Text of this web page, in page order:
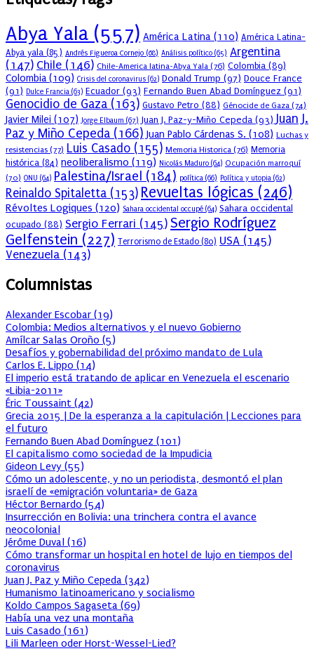
Abya Yala (557) América Latina (110) América Latina-
Abya yala (85) Andrés Figueroa Cornejo (68) Análisis político (65) Argentina
(147) Chile (146) Chile-America latina-Abya Yala (76) Colombia (89)
Colombia(109) Crisis del coronavirus (62) Donald Trump (97) Douce France
(91) Dulce Francia (63) Ecuador (93) Fernando Buen Abad Domínguez (91)
Genocidio de Gaza (163) Gustavo Petro (88) Génocide de Gaza (74)
Javier Milei (107) Jorge Elbaum (67) Juan J. Paz-y-Miño Cepeda (93) Juan J.
Paz y Miño Cepeda (166) Juan Pablo Cárdenas S. (108) Luchas y
resistencias (77) Luis Casado (155) Memoria Historica (76) Memoria
histórica (84) neoliberalismo (119) Nicolás Maduro (64) Ocupación marroquí
(70) ONU (64) Palestina/Israel (184) política (66) Política y utopia (62)
Reinaldo Spitaletta (153) Revueltas lógicas (246)
Révoltes Logiques (120) Sahara occidental occupé (64) Sahara occidental
ocupado (88) Sergio Ferrari (145) Sergio Rodríguez
Gelfenstein (227) Terrorismo de Estado (80) USA (145)
Venezuela (143)
Columnistas
Alexander Escobar (19)
Colombia: Medios alternativos y el nuevo Gobierno
Amílcar Salas Oroño (5)
Desafíos y gobernabilidad del próximo mandato de Lula
Carlos E. Lippo (14)
El imperio está tratando de aplicar en Venezuela el escenario
«Libia-2011»
Éric Toussaint (42)
Grecia 2015 | De la esperanza a la capitulación | Lecciones para
el futuro
Fernando Buen Abad Domínguez (101)
El capitalismo como sociedad de la Impudicia
Gideon Levy (55)
Cómo un adolescente, y no un periodista, desmontó el plan
israelí de «emigración voluntaria» de Gaza
Héctor Bernardo (54)
Insurrección en Bolivia: una trinchera contra el avance
neocolonial
Jérôme Duval (16)
Cómo transformar un hospital en hotel de lujo en tiempos del
coronavirus
Juan J. Paz y Miño Cepeda (342)
Humanismo latinoamericano y socialismo
Koldo Campos Sagaseta (69)
Había una vez una montaña
Luis Casado (161)
Lili Marleen oder Horst-Wessel-Lied?